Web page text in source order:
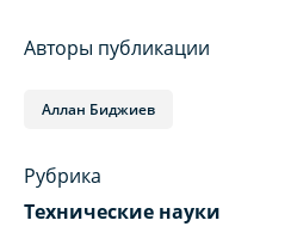
Авторы публикации
Аллан Биджиев
Рубрика
Технические науки